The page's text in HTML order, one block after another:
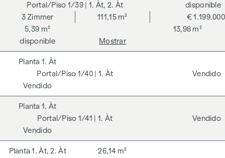
1/39 | 1. Àt, 2. Àt
3 Zimmer 111,15 m²
5,39 m² 13,98 m²
€ 1.199.000
disponible
disponible
Mostrar
1/40 | 1. Àt
1. Àt
Vendido
Vendido
1/41 | 1. Àt
1. Àt
Vendido
Vendido
1. Àt, 2. Àt 26,14 m²